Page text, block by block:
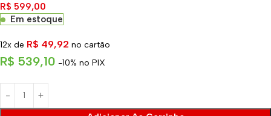
R$ 599,00
Em estoque
12x de R$ 49,92 no cartão
R$ 539,10 -10% no PIX